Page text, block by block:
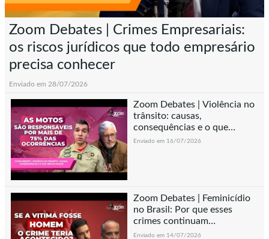
Zoom Debates | Crimes Empresariais:
os riscos jurídicos que todo empresário
precisa conhecer
Enviado em 28/07/2026
Zoom Debates | Violência no
trânsito: causas,
consequências e o que
precisa mudar
Enviado em 16/07/2026
Zoom Debates | Feminicídio
no Brasil: Por que esses
crimes continuam
acontecendo?
Enviado em 14/07/2026